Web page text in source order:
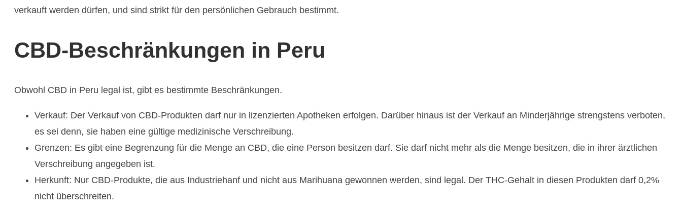
verkauft werden dürfen, und sind strikt für den persönlichen Gebrauch bestimmt.
CBD-Beschränkungen in Peru
Obwohl CBD in Peru legal ist, gibt es bestimmte Beschränkungen.
Verkauf: Der Verkauf von CBD-Produkten darf nur in lizenzierten Apotheken erfolgen. Darüber hinaus ist der Verkauf an Minderjährige strengstens verboten,
es sei denn, sie haben eine gültige medizinische Verschreibung.
Grenzen: Es gibt eine Begrenzung für die Menge an CBD, die eine Person besitzen darf. Sie darf nicht mehr als die Menge besitzen, die in ihrer ärztlichen
Verschreibung angegeben ist.
Herkunft: Nur CBD-Produkte, die aus Industriehanf und nicht aus Marihuana gewonnen werden, sind legal. Der THC-Gehalt in diesen Produkten darf 0,2%
nicht überschreiten.